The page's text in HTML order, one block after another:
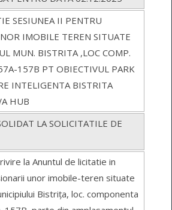
SESIUNEA II PENTRU
IMOBILE TEREN SITUATE
MUN. BISTRITA ,LOC COMP.
157B PT OBIECTIVUL PARK
INTELIGENTA BISTRITA
HUB
LA SOLICITATILE DE
la Anuntul de licitatie in
unor imobile-teren situate
Bistrița, loc. componenta